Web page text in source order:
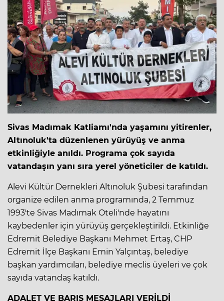
Sivas Madımak Katliamı'nda yaşamını yitirenler,
Altınoluk'ta düzenlenen yürüyüş ve anma
etkinliğiyle anıldı. Programa çok sayıda
vatandaşın yanı sıra yerel yöneticiler de katıldı.
Alevi Kültür Dernekleri Altınoluk Şubesi tarafından
organize edilen anma programında, 2 Temmuz
1993'te Sivas Madımak Oteli'nde hayatını
kaybedenler için yürüyüş gerçekleştirildi. Etkinliğe
Edremit Belediye Başkanı Mehmet Ertaş, CHP
Edremit İlçe Başkanı Emin Yalçıntaş, belediye
başkan yardımcıları, belediye meclis üyeleri ve çok
sayıda vatandaş katıldı.
ADALET VE BARIŞ MESAJLARI VERİLDİ